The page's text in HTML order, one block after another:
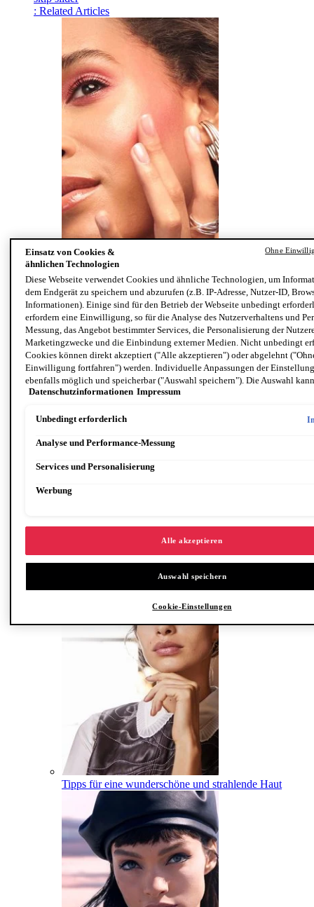
: Related Articles
Make-up Tutorial: In drei Schritten zum perfekten
Tipps für eine wunderschöne und strahlende Haut
Einsatz von Cookies &
ähnlichen Technologien
Diese Webseite verwendet Cookies und ähnliche Technologien, um
dem Endgerät zu speichern und abzurufen (z.B. IP-Adresse, Nutzer-ID,
Informationen). Einige sind für den Betrieb der Webseite unbedingt
erfordern eine Einwilligung, so für die Analyse des Nutzerverhaltens und
Messung, das Angebot bestimmter Services, die Personalisierung der
Marketingzwecke und die Einbindung externer Medien. Nicht unbedingt
Cookies können direkt akzeptiert ("Alle akzeptieren") oder abgelehnt
Einwilligung fortfahren") werden. Individuelle Anpassungen der
ebenfalls möglich und speicherbar ("Auswahl speichern"). Die Auswahl
unter dem Link "Cookie-Einstellungen" angepasst werden. Für weitere
Datenschutzinformationen Impressum
Unbedingt erforderlich
Analyse und Performance-Messung
Services und Personalisierung
Werbung
Alle akzeptieren
Auswahl speichern
Cookie-Einstellungen
Ohne